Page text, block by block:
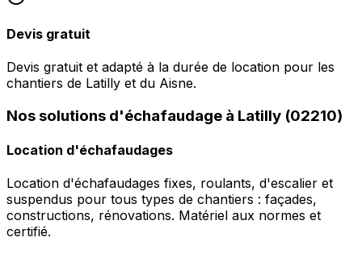
Devis gratuit
Devis gratuit et adapté à la durée de location pour les
chantiers de Latilly et du Aisne.
Nos solutions d'échafaudage à Latilly (02210)
Location d'échafaudages
Location d'échafaudages fixes, roulants, d'escalier et
suspendus pour tous types de chantiers : façades,
constructions, rénovations. Matériel aux normes et
certifié.